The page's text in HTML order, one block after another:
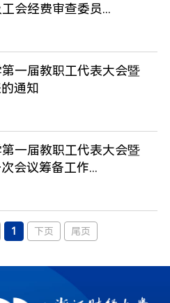
会经费审查委员...
一届教职工代表大会暨
通知
一届教职工代表大会暨
会议筹备工作...
1 下页 尾页